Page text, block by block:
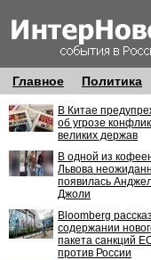
Главное Политика
В Китае
об угрозе
великих держав
В одной из
Львова
появилась
Джоли
Bloomberg
содержании
пакета санкций
против России